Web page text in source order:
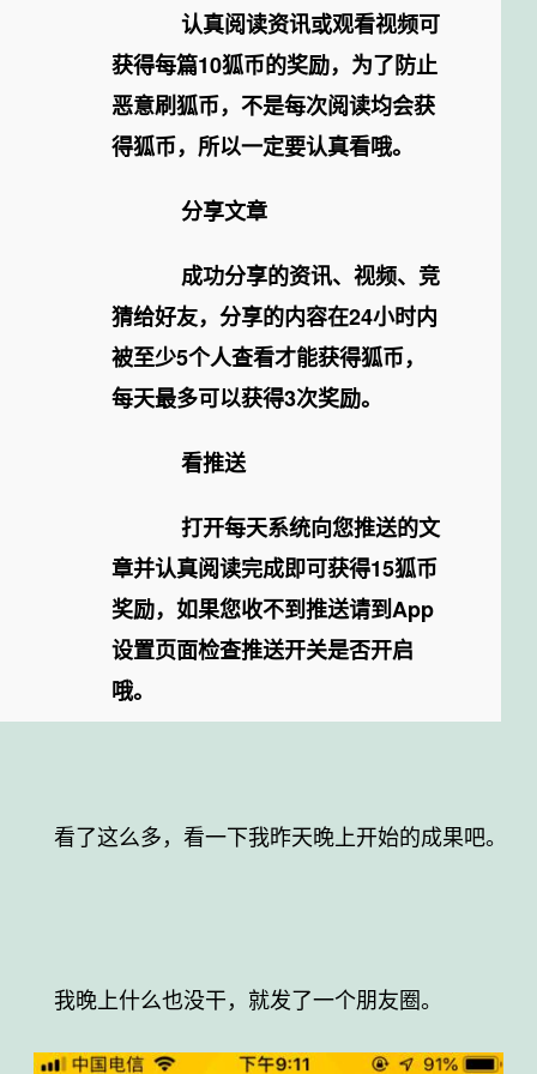
认真阅读资讯或观看视频可
获得每篇10狐币的奖励，为了防止
恶意刷狐币，不是每次阅读均会获
得狐币，所以一定要认真看哦。
分享文章
成功分享的资讯、视频、竞
猜给好友，分享的内容在24小时内
被至少5个人查看才能获得狐币，
每天最多可以获得3次奖励。
看推送
打开每天系统向您推送的文
章并认真阅读完成即可获得15狐币
奖励，如果您收不到推送请到App
设置页面检查推送开关是否开启
哦。
看了这么多，看一下我昨天晚上开始的成果吧。
我晚上什么也没干，就发了一个朋友圈。